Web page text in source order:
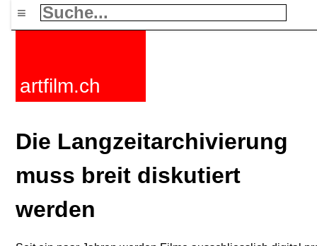
≡
artfilm.ch
Die Langzeitarchivierung
muss breit diskutiert
werden